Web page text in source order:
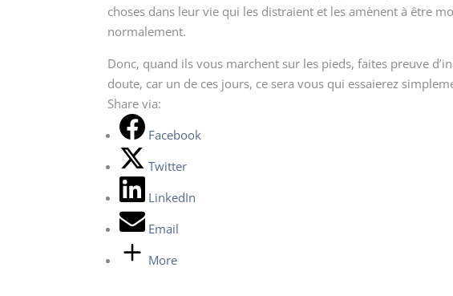
choses dans leur vie qui les distraient et les amènent à être
normalement.
Donc, quand ils vous marchent sur les pieds, faites preuve
doute, car un de ces jours, ce sera vous qui essaierez
Share via:
Facebook
Twitter
LinkedIn
Email
More